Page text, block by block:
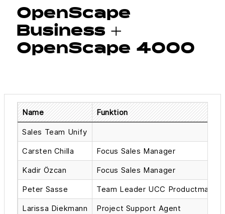
OpenScape
Business +
OpenScape 4000
Name Funktion
Sales Team Unify
Carsten Chilla
Focus Sales Manager
Kadir Özcan
Focus Sales Manager
Peter Sasse
Team Leader UCC
Larissa Diekmann
Project Support Agent